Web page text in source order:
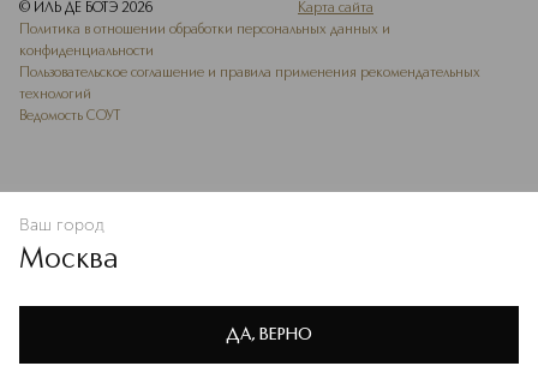
Политике конфиденциальности
© ИЛЬ ДЕ БОТЭ 2026
Карта сайта
Политика в отношении обработки персональных данных и
конфиденциальности
Пользовательское соглашение и правила применения рекомендательных
технологий
Ведомость СОУТ
Ваш город
Москва
ДА, ВЕРНО